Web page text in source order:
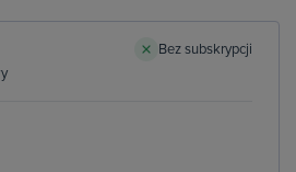
Bez subskrypcji